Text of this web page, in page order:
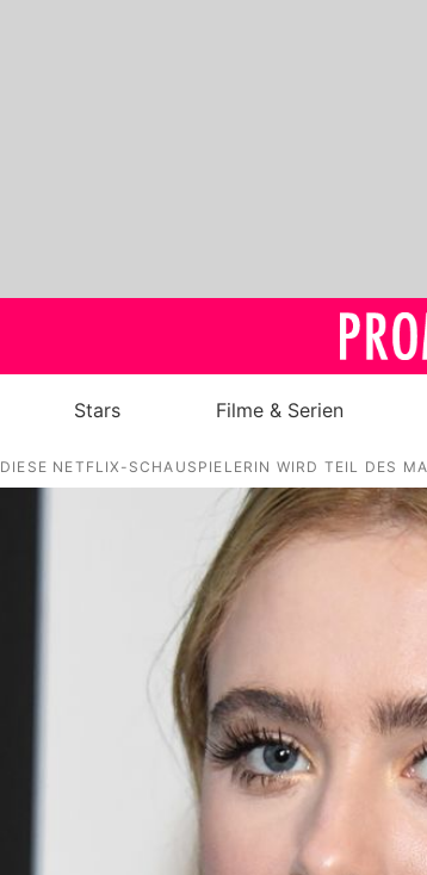
Alle
Stars Filme & Serien
DIESE NETFLIX-SCHAUSPIELERIN WIRD TEIL DES